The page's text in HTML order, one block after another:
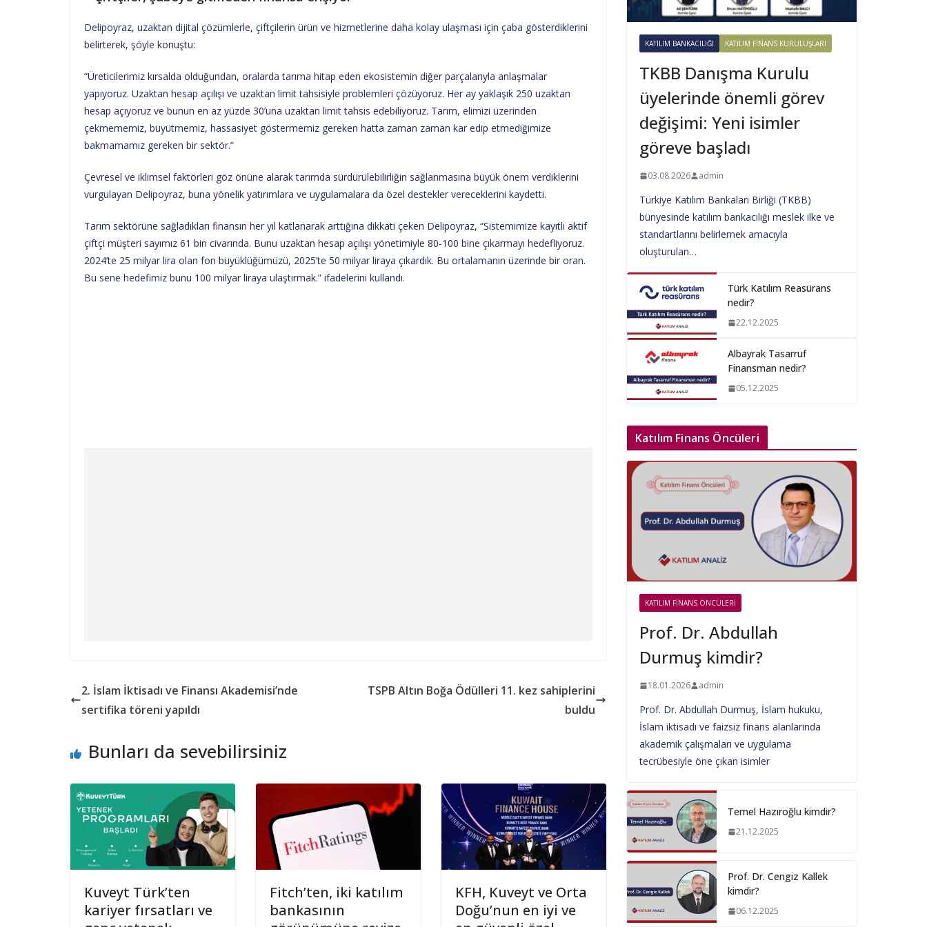
Delipoyraz, uzaktan dijital çözümlerle, çiftçilerin ürün ve hizmetlerine daha kolay ulaşması için çaba gösterdiklerini
belirterek, şöyle konuştu:
“Üreticilerimiz kırsalda olduğundan, oralarda tarıma hitap eden ekosistemin diğer parçalarıyla anlaşmalar
yapıyoruz. Uzaktan hesap açılışı ve uzaktan limit tahsisiyle problemleri çözüyoruz. Her ay yaklaşık 250 uzaktan
hesap açıyoruz ve bunun en az yüzde 30’una uzaktan limit tahsis edebiliyoruz. Tarım, elimizi üzerinden
çekmememiz, büyütmemiz, hassasiyet göstermemiz gereken hatta zaman zaman kar edip etmediğimize
bakmamamız gereken bir sektör.”
Çevresel ve iklimsel faktörleri göz önüne alarak tarımda sürdürülebilirliğin sağlanmasına büyük önem verdiklerini
vurgulayan Delipoyraz, buna yönelik yatırımlara ve uygulamalara da özel destekler vereceklerini kaydetti.
Tarım sektörüne sağladıkları finansın her yıl katlanarak arttığına dikkati çeken Delipoyraz, “Sistemimize kayıtlı aktif
çiftçi müşteri sayımız 61 bin civarında. Bunu uzaktan hesap açılışı yönetimiyle 80-100 bine çıkarmayı hedefliyoruz.
2024’te 25 milyar lira olan fon büyüklüğümüzü, 2025’te 50 milyar liraya çıkardık. Bu ortalamanın üzerinde bir oran.
Bu sene hedefimiz bunu 100 milyar liraya ulaştırmak.” ifadelerini kullandı.
2. İslam İktisadı ve Finansı Akademisi’nde
sertifika töreni yapıldı
TSPB Altın Boğa Ödülleri 11. kez sahiplerini
buldu
Bunları da sevebilirsiniz
Kuveyt Türk’ten
kariyer fırsatları ve
Fitch’ten, iki katılım
bankasının
KFH, Kuveyt ve Orta
Doğu’nun en iyi ve
KATILIM BANKACILIĞI KATILIM FINANS KURULUŞLARI
TKBB Danışma Kurulu
üyelerinde önemli görev
değişimi: Yeni isimler
göreve başladı
03.08.2026 admin
Türkiye Katılım Bankaları Birliği (TKBB)
bünyesinde katılım bankacılığı meslek ilke ve
standartlarını belirlemek amacıyla
oluşturulan…
Türk Katılım Reasürans
nedir?
22.12.2025
Albayrak Tasarruf
Finansman nedir?
05.12.2025
Katılım Finans Öncüleri
KATILIM FINANS ÖNCÜLERI
Prof. Dr. Abdullah
Durmuş kimdir?
18.01.2026 admin
Prof. Dr. Abdullah Durmuş, İslam hukuku,
İslam iktisadı ve faizsiz finans alanlarında
akademik çalışmaları ve uygulama
tecrübesiyle öne çıkan isimler
Temel Hazıroğlu kimdir?
21.12.2025
Prof. Dr. Cengiz Kallek
kimdir?
06.12.2025